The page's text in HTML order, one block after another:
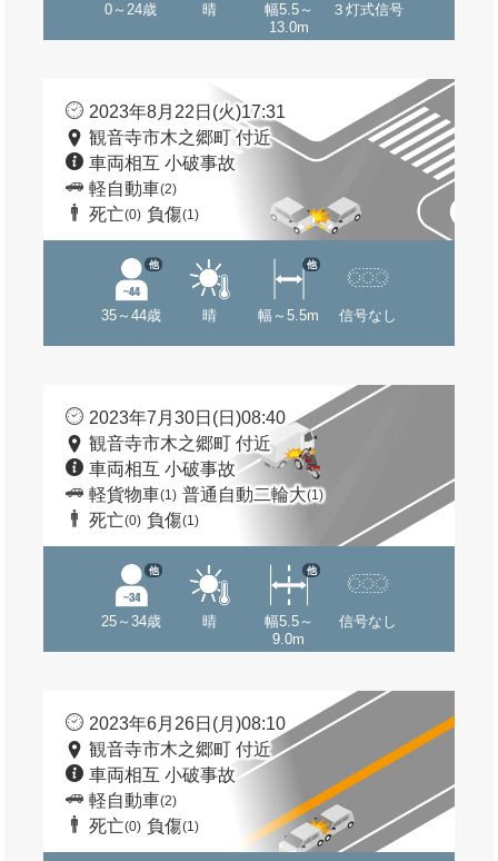
0～24歳 晴
幅5.5～
13.0m
３灯式信号
2023年8月22日(火)17:31
観音寺市木之郷町 付近
車両相互 小破事故
軽自動車(2)
死亡(0) 負傷(1)
35～44歳
他
晴 幅～5.5m
他
信号なし
2023年7月30日(日)08:40
観音寺市木之郷町 付近
車両相互 小破事故
軽貨物車(1) 普通自動二輪大(1)
死亡(0) 負傷(1)
25～34歳
他
晴
幅5.5～
9.0m
他
信号なし
2023年6月26日(月)08:10
観音寺市木之郷町 付近
車両相互 小破事故
軽自動車(2)
死亡(0) 負傷(1)